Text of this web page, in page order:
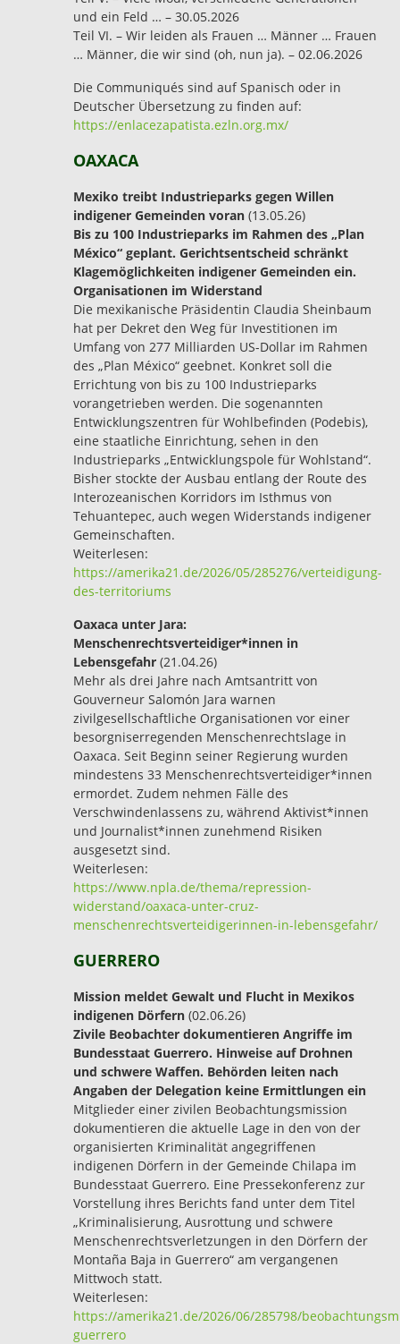
und ein Feld … – 30.05.2026
Teil VI. – Wir leiden als Frauen … Männer … Frauen
… Männer, die wir sind (oh, nun ja). – 02.06.2026
Die Communiqués sind auf Spanisch oder in
Deutscher Übersetzung zu finden auf:
https://enlacezapatista.ezln.org.mx/
OAXACA
Mexiko treibt Industrieparks gegen Willen
indigener Gemeinden voran (13.05.26)
Bis zu 100 Industrieparks im Rahmen des „Plan
México“ geplant. Gerichtsentscheid schränkt
Klagemöglichkeiten indigener Gemeinden ein.
Organisationen im Widerstand
Die mexikanische Präsidentin Claudia Sheinbaum
hat per Dekret den Weg für Investitionen im
Umfang von 277 Milliarden US-Dollar im Rahmen
des „Plan México“ geebnet. Konkret soll die
Errichtung von bis zu 100 Industrieparks
vorangetrieben werden. Die sogenannten
Entwicklungszentren für Wohlbefinden (Podebis),
eine staatliche Einrichtung, sehen in den
Industrieparks „Entwicklungspole für Wohlstand“.
Bisher stockte der Ausbau entlang der Route des
Interozeanischen Korridors im Isthmus von
Tehuantepec, auch wegen Widerstands indigener
Gemeinschaften.
Weiterlesen:
https://amerika21.de/2026/05/285276/verteidigung-
des-territoriums
Oaxaca unter Jara:
Menschenrechtsverteidiger*innen in
Lebensgefahr (21.04.26)
Mehr als drei Jahre nach Amtsantritt von
Gouverneur Salomón Jara warnen
zivilgesellschaftliche Organisationen vor einer
besorgniserregenden Menschenrechtslage in
Oaxaca. Seit Beginn seiner Regierung wurden
mindestens 33 Menschenrechtsverteidiger*innen
ermordet. Zudem nehmen Fälle des
Verschwindenlassens zu, während Aktivist*innen
und Journalist*innen zunehmend Risiken
ausgesetzt sind.
Weiterlesen:
https://www.npla.de/thema/repression-
widerstand/oaxaca-unter-cruz-
menschenrechtsverteidigerinnen-in-lebensgefahr/
GUERRERO
Mission meldet Gewalt und Flucht in Mexikos
indigenen Dörfern (02.06.26)
Zivile Beobachter dokumentieren Angriffe im
Bundesstaat Guerrero. Hinweise auf Drohnen
und schwere Waffen. Behörden leiten nach
Angaben der Delegation keine Ermittlungen ein
Mitglieder einer zivilen Beobachtungsmission
dokumentieren die aktuelle Lage in den von der
organisierten Kriminalität angegriffenen
indigenen Dörfern in der Gemeinde Chilapa im
Bundesstaat Guerrero. Eine Pressekonferenz zur
Vorstellung ihres Berichts fand unter dem Titel
„Kriminalisierung, Ausrottung und schwere
Menschenrechtsverletzungen in den Dörfern der
Montaña Baja in Guerrero“ am vergangenen
Mittwoch statt.
Weiterlesen:
https://amerika21.de/2026/06/285798/
guerrero